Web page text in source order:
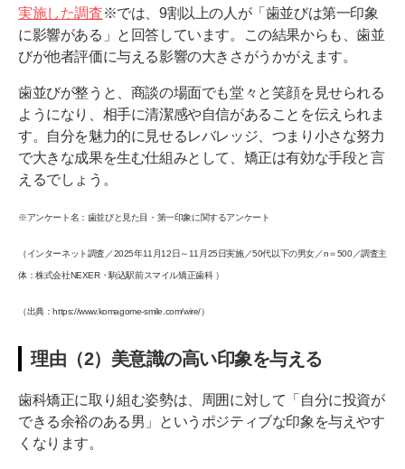
実施した調査※では、9割以上の人が「歯並びは第一印象
に影響がある」と回答しています。この結果からも、歯並
びが他者評価に与える影響の大きさがうかがえます。
歯並びが整うと、商談の場面でも堂々と笑顔を見せられる
ようになり、相手に清潔感や自信があることを伝えられま
す。自分を魅力的に見せるレバレッジ、つまり小さな努力
で大きな成果を生む仕組みとして、矯正は有効な手段と言
えるでしょう。
※アンケート名：歯並びと見た目・第一印象に関するアンケート
（インターネット調査／2025年11月12日～11月25日実施／50代以下の男女／n＝500／調査主
体：株式会社NEXER・駒込駅前スマイル矯正歯科 ）
（出典：https://www.komagome-smile.com/wire/）
理由（2）美意識の高い印象を与える
歯科矯正に取り組む姿勢は、周囲に対して「自分に投資が
できる余裕のある男」というポジティブな印象を与えやす
くなります。